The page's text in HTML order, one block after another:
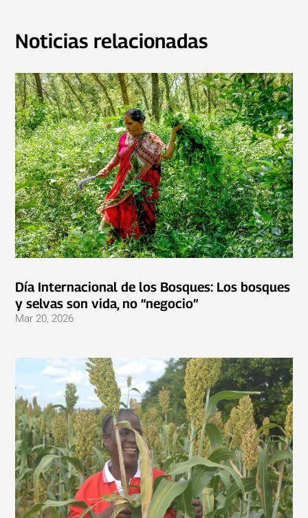
Noticias relacionadas
Día Internacional de los Bosques: Los bosques
y selvas son vida, no “negocio”
Mar 20, 2026